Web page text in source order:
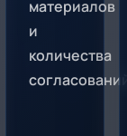
материалов
и
количества
согласований.